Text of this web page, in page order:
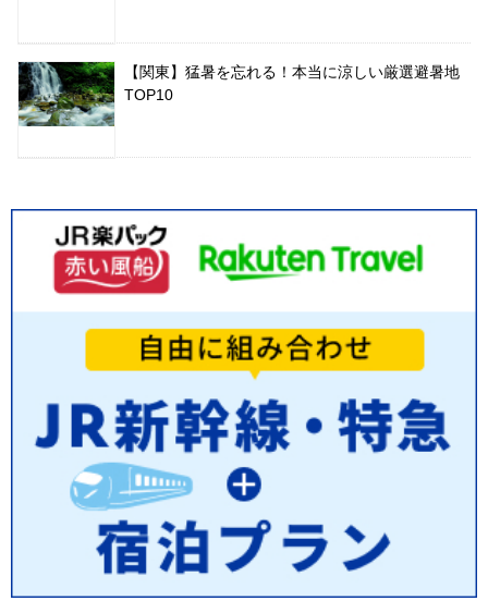
【関東】猛暑を忘れる！本当に涼しい厳選避暑地
TOP10